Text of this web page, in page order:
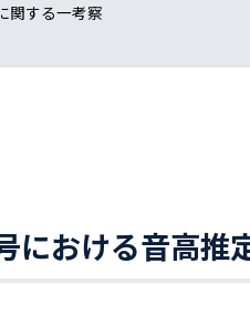
関する一考察
における音高推